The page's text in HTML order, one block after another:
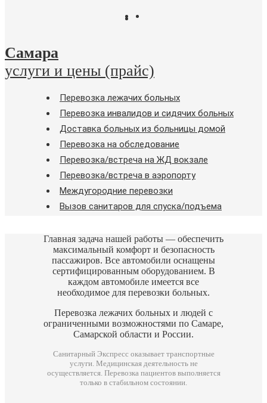
Самара
услуги и цены (прайс)
Перевозка лежачих больных
Перевозка инвалидов и сидячих больных
Доставка больных из больницы домой
Перевозка на обследование
Перевозка/встреча на ЖД вокзале
Перевозка/встреча в аэропорту
Междугородние перевозки
Вызов санитаров для спуска/подъема
Главная задача нашей работы — обеспечить
максимальный комфорт и безопасность
пассажиров. Все автомобили оснащены
сертифицированным оборудованием. В
каждом автомобиле имеется все
необходимое для перевозки больных.
Перевозка лежачих больных и людей с
ограниченными возможностями по Самаре,
Самарской области и России.
Санитарный Экспресс оказывает транспортные
услуги. Медицинская деятельность не
осуществляется. Перевозка пациентов выполняется
только в стабильном состоянии.